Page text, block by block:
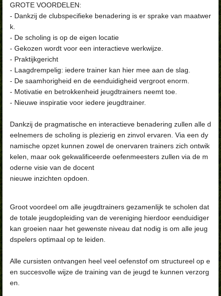
GROTE VOORDELEN:
- Dankzij de clubspecifieke benadering is er sprake van maatwer
k.
- De scholing is op de eigen locatie
- Gekozen wordt voor een interactieve werkwijze.
- Praktijkgericht
- Laagdrempelig: iedere trainer kan hier mee aan de slag.
- De saamhorigheid en de eenduidigheid vergroot enorm.
- Motivatie en betrokkenheid jeugdtrainers neemt toe.
- Nieuwe inspiratie voor iedere jeugdtrainer.
Dankzij de pragmatische en interactieve benadering zullen alle d
eelnemers de scholing is plezierig en zinvol ervaren. Via een dy
namische opzet kunnen zowel de onervaren trainers zich ontwik
kelen, maar ook gekwalificeerde oefenmeesters zullen via de m
oderne visie van de docent
nieuwe inzichten opdoen.
Groot voordeel om alle jeugdtrainers gezamenlijk te scholen dat
de totale jeugdopleiding van de vereniging hierdoor eenduidiger
kan groeien naar het gewenste niveau dat nodig is om alle jeug
dspelers optimaal op te leiden.
Alle cursisten ontvangen heel veel oefenstof om structureel op e
en succesvolle wijze de training van de jeugd te kunnen verzorg
en.